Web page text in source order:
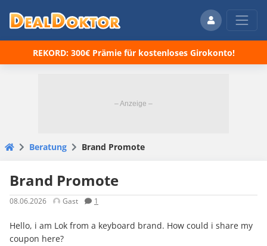
REKORD: 300€ Prämie für kostenloses Girokonto!
Beratung Brand Promote
Brand Promote
08.06.2026 Gast 1
Hello, i am Lok from a keyboard brand. How could i share my
coupon here?